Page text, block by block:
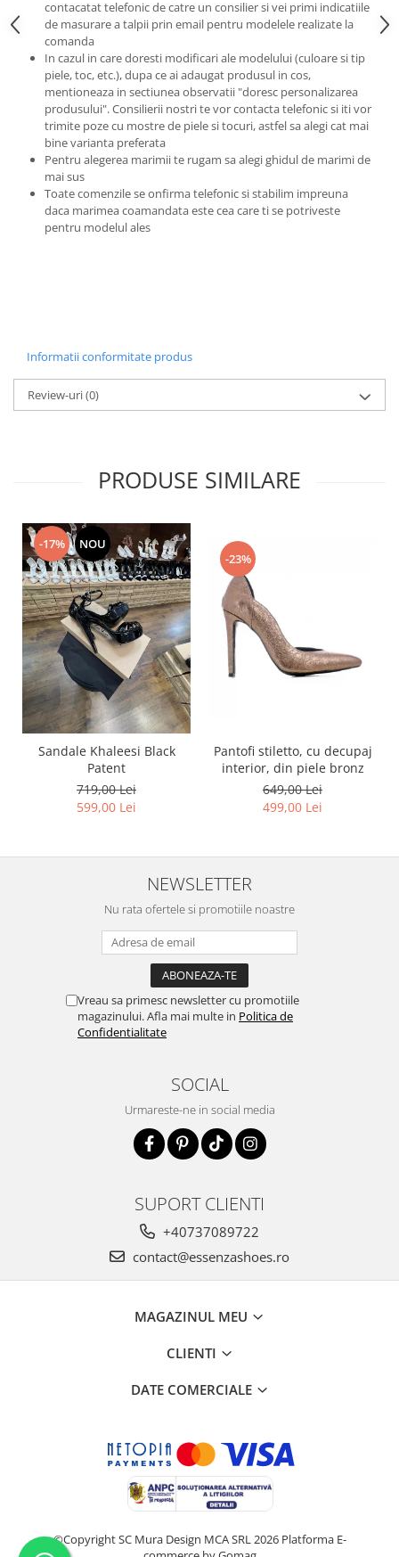
contacatat telefonic de catre un consilier si vei primi indicatiile
de masurare a talpii prin email pentru modelele realizate la
comanda
In cazul in care doresti modificari ale modelului (culoare si tip
piele, toc, etc.), dupa ce ai adaugat produsul in cos,
mentioneaza in sectiunea observatii "doresc personalizarea
produsului". Consilierii nostri te vor contacta telefonic si iti vor
trimite poze cu mostre de piele si tocuri, astfel sa alegi cat mai
bine varianta preferata
Pentru alegerea marimii te rugam sa alegi ghidul de marimi de
mai sus
Toate comenzile se onfirma telefonic si stabilim impreuna
daca marimea coamandata este cea care ti se potriveste
pentru modelul ales
Informatii conformitate produs
Review-uri(0)
PRODUSE SIMILARE
-17% NOU
Sandale Khaleesi Black
Patent
719,00 Lei
599,00 Lei
-23%
Pantofi stiletto, cu decupaj
interior, din piele bronz
649,00 Lei
499,00 Lei
NEWSLETTER
Nu rata ofertele si promotiile noastre
Vreau sa primesc newsletter cu promotiile
magazinului. Afla mai multe in Politica de
Confidentialitate
SOCIAL
Urmareste-ne in social media
SUPORT CLIENTI
+40737089722
contact@essenzashoes.ro
MAGAZINUL MEU
CLIENTI
DATE COMERCIALE
©Copyright SC Mura Design MCA SRL 2026 Platforma E-